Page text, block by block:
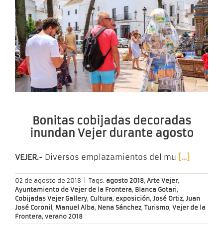
Bonitas cobijadas decoradas
inundan Vejer durante agosto
VEJER.- Diversos emplazamientos del mu […]
02 de agosto de 2018 Tags: agosto 2018, Arte Vejer,
Ayuntamiento de Vejer de la Frontera, Blanca Gotari,
Cobijadas Vejer Gallery, Cultura, exposición, José Ortiz, Juan
José Coronil, Manuel Alba, Nena Sánchez, Turismo, Vejer de la
Frontera, verano 2018